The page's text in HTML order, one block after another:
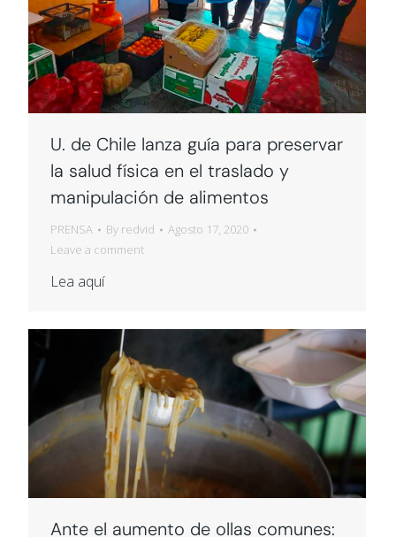
U. de Chile lanza guía para preservar
la salud física en el traslado y
manipulación de alimentos
PRENSA By redvid
Agosto 17, 2020
Leave a comment
Lea aquí
Ante el aumento de ollas comunes: